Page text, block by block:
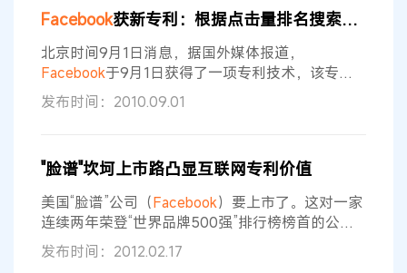
公司专利，例如数据上传、信息存储等。Leader
Technologies还表示
Facebook获新专利：根据点击量排名搜索结果
北京时间9月1日消息，据国外媒体报道，
Facebook于9月1日获得了一项专利技术，该专利
技术可以根据社交网站用户的点击次数对搜索结果
进行排名。 美国专利与商标局于9月1日批准了一项
2004年提出，直到今日才获得批准。 这项专利规
定了一种基于网站在社交网站一定用户群体中受欢
迎程度来进行搜索引擎排名
发布时间：2010.09.01
"脸谱"坎坷上市路凸显互联网专利价值
美国“脸谱”公司（Facebook）要上市了。这对一家
连续两年荣登“世界品牌500强”排行榜榜首的公司
来说，似乎是情理之中的事。然而，随着“脸谱”即
将提交上市招股书，美国诸多专利权人也抓住机
发布时间：2012.02.17